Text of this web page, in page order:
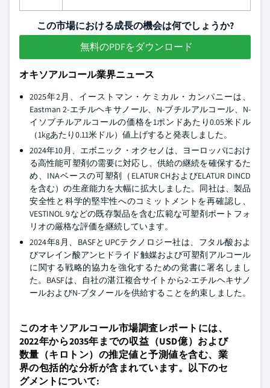
この市場における成長の機会は何でしょうか?
無料のPDFをダウンロード
オキソアルコール業界ニュース
2025年2月、イーストマン・ケミカル・カンパニーは、
Eastman 2-エチルヘキサノール、N-ブチルアルコール、N-
イソブチルアルコールの価格を1ポンドあたり0.05米ドル
（1kgあたり0.11米ドル）値上げすると発表しました。
2024年10月、エボニック・オクセノは、ヨーロッパにおけ
る高性能可塑剤の需要に対応し、供給の継続を確保するた
め、INAベースの可塑剤（ELATUR CHおよびELATUR DINCD
を含む）の生産能力を大幅に拡大しました。同社は、製品
安全性と科学的堅牢性へのコミットメントを再確認し、
VESTINOL 9などの既存製品を含む広範な可塑剤ポートフォ
リオの厳格な評価を継続しています。
2024年8月、BASFとUPCテクノロジー社は、フタル酸およ
びマレイン酸アンヒドライド触媒および可塑剤アルコール
に関する戦略的協力を強化するための覚書に署名しまし
た。BASFは、自社の湛江複合サイトから2-エチルヘキサノ
ールおよびN-ブタノールを供給することを約束しました。
このオキソアルコール市場調査レポートには、
2022年から2035年までの収益（USD億）および
数量（キロトン）の推定値と予測値を含む、業
界の包括的な分析が含まれています。以下のセ
グメントについて: